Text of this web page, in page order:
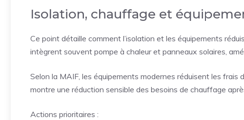
Isolation, chauffage et
Ce point détaille comment l’isolation et les équipements
intègrent souvent pompe à chaleur et panneaux solaires,
Selon la MAIF, les équipements modernes réduisent les frais
montre une réduction sensible des besoins de chauffage
Actions prioritaires :